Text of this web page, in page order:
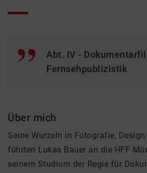
Abt. IV -
Fernsehpublizistik
Über mich
Seine Wurzeln in Fotografie,
führten Lukas Bauer an die HFF
seinem Studium der Regie für